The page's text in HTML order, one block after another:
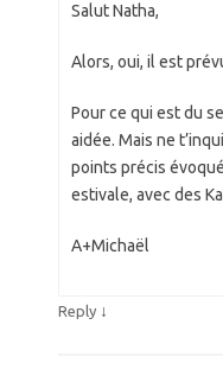
Salut Natha,
Alors, oui, il est
Pour ce qui est du
aidée. Mais ne
points précis
estivale, avec des
A+Michaël
Reply ↓